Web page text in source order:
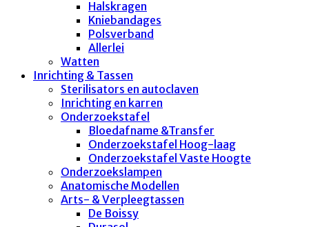
Halskragen
Kniebandages
Polsverband
Allerlei
Watten
Inrichting & Tassen
Sterilisators en autoclaven
Inrichting en karren
Onderzoekstafel
Bloedafname &Transfer
Onderzoekstafel Hoog-laag
Onderzoekstafel Vaste Hoogte
Onderzoekslampen
Anatomische Modellen
Arts- & Verpleegtassen
De Boissy